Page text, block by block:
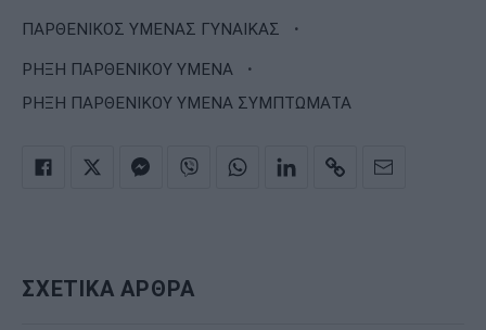
ΠΑΡΘΕΝΙΚΟΣ ΥΜΕΝΑΣ ΓΥΝΑΙΚΑΣ ·
ΡΗΞΗ ΠΑΡΘΕΝΙΚΟΥ ΥΜΕΝΑ ·
ΡΗΞΗ ΠΑΡΘΕΝΙΚΟΥ ΥΜΕΝΑ ΣΥΜΠΤΩΜΑΤΑ
ΣΧΕΤΙΚΑ ΑΡΘΡΑ